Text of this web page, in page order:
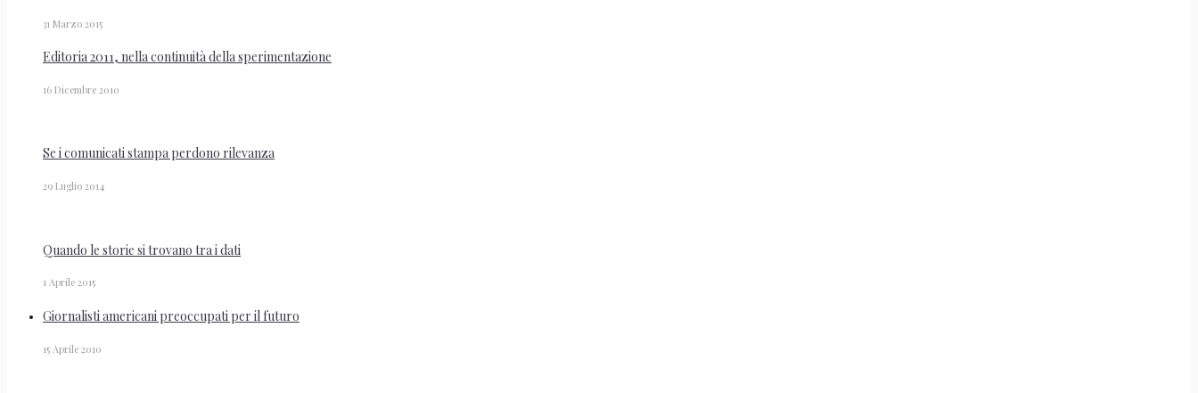
31 Marzo 2015
Editoria 2011, nella continuità della sperimentazione
16 Dicembre 2010
Se i comunicati stampa perdono rilevanza
29 Luglio 2014
Quando le storie si trovano tra i dati
1 Aprile 2015
Giornalisti americani preoccupati per il futuro
15 Aprile 2010